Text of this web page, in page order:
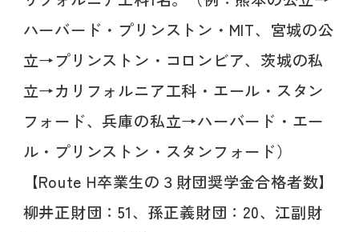
ハーバード・プリンストン・MIT、宮城の公
立→プリンストン・コロンビア、茨城の私
立→カリフォルニア工科・エール・スタン
フォード、兵庫の私立→ハーバード・エー
ル・プリンストン・スタンフォード）
【Route H卒業生の３財団奨学金合格者数】
柳井正財団：51、孫正義財団：20、江副財